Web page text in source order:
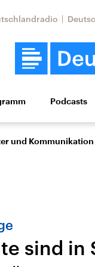
Wissen
Podcasts
und Kommunikation
sind